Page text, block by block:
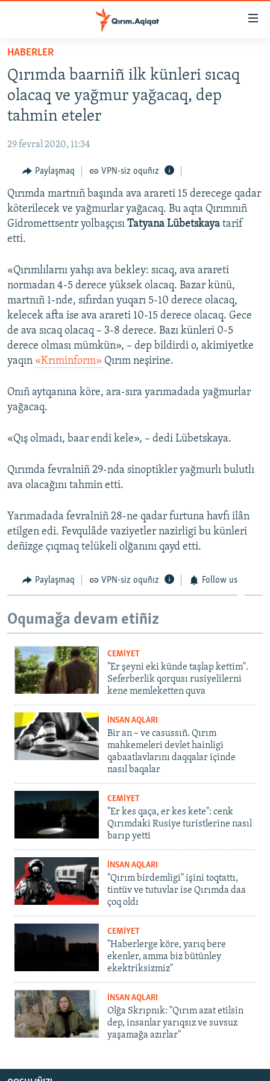
Esas
qaytmaq
Baş
navigatsiyağa
qaytmaq
Qıdıruvğa
HABERLER
SİYASET
İQTİSADİYAT
MEDENİYET
İNSAN AQLARI
VİDEO
SÜRET
BLOGLAR
Русский
Українською
QOŞULIÑIZ!
RFE/RS bütün saytları
HABERLER
Qırımda baarniñ ilk künleri sıcaq
olacaq ve yağmur yağacaq, dep
tahmin eteler
29 fevral 2020, 11:34
Paylaşmaq VPN-siz oquñız
Qırımda martnıñ başında ava arareti 15 derecege qadar
köterilecek ve yağmurlar yağacaq. Bu aqta Qırımnıñ
Gidromettsentr yolbaşçısı Tatyana Lübetskaya tarif
etti.
«Qırımlılarnı yahşı ava bekley: sıcaq, ava arareti
normadan 4-5 derece yüksek olacaq. Bazar künü,
martnıñ 1-nde, sıfırdan yuqarı 5-10 derece olacaq,
kelecek afta ise ava arareti 10-15 derece olacaq. Gece
de ava sıcaq olacaq – 3-8 derece. Bazı künleri 0-5
derece olması mümkün», – dep bildirdi o, akimiyetke
yaqın «Krıminform» Qırım neşirine.
Onıñ aytqanına köre, ara-sıra yarımadada yağmurlar
yağacaq.
«Qış olmadı, baar endi kele», – dedi Lübetskaya.
Qırımda fevralniñ 29-nda sinoptikler yağmurlı bulutlı
ava olacağını tahmin etti.
Yarımadada fevralniñ 28-ne qadar furtuna havfı ilân
etilgen edi. Fevqulâde vaziyetler nazirligi bu künleri
deñizge çıqmaq telükeli olğanını qayd etti.
Paylaşmaq VPN-siz oquñız Follow us
Oqumağa devam etiñiz
CEMİYET
"Er şeyni eki künde taşlap kettim".
Seferberlik qorqusı rusiyelilerni
kene memleketten quva
İNSAN AQLARI
Bir an – ve casussıñ. Qırım
mahkemeleri devlet hainligi
qabaatlavlarını daqqalar içinde
nasıl baqalar
CEMİYET
"Er kes qaça, er kes kete": cenk
Qırımdaki Rusiye turistlerine nasıl
barıp yetti
İNSAN AQLARI
"Qırım birdemligi" işini toqtattı,
tintüv ve tutuvlar ise Qırımda daa
çoq oldı
CEMİYET
"Haberlerge köre, yarıq bere
ekenler, amma biz bütünley
ekektriksizmiz"
İNSAN AQLARI
Olğa Skrıpnık: "Qırım azat etilsin
dep, insanlar yarıqsız ve suvsuz
yaşamağa azırlar"